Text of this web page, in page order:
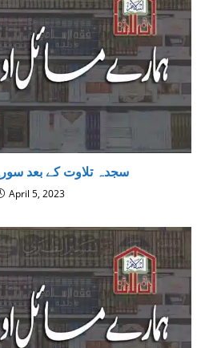
سجدہ تلاوت کے بعد
April 5, 2023